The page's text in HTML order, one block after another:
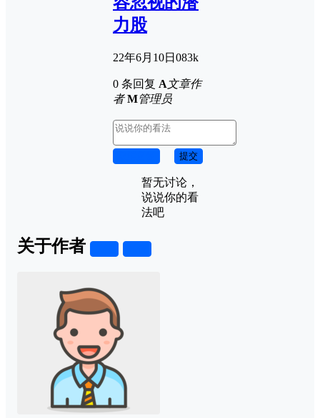
力股
22年6月10日 083k
0 条回复 A文章作
者 M管理员
提交
暂无讨论，
说说你的看
法吧
关于作者